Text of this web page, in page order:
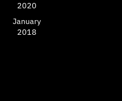
2020
January
2018